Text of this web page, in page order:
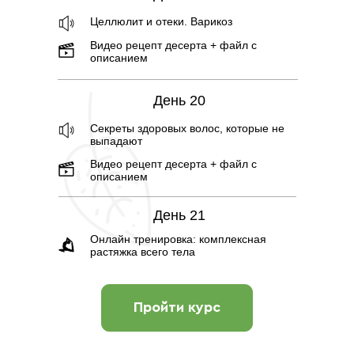
Целлюлит и отеки. Варикоз
Видео рецепт десерта + файл с
описанием
День 20
Секреты здоровых волос, которые не
выпадают
Видео рецепт десерта + файл с
описанием
День 21
Онлайн тренировка: комплексная
растяжка всего тела
Пройти курс